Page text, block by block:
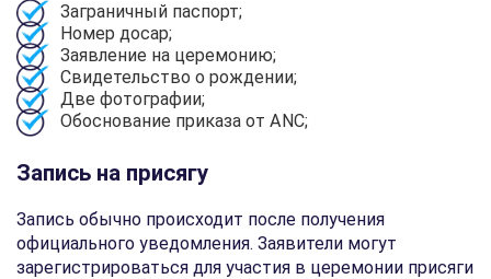
Заграничный паспорт;
Номер досар;
Заявление на церемонию;
Свидетельство о рождении;
Две фотографии;
Обоснование приказа от ANC;
Запись на присягу
Запись обычно происходит после получения
официального уведомления. Заявители могут
зарегистрироваться для участия в церемонии присяги